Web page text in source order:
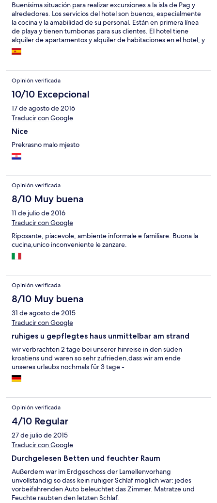
Buenísima situación para realizar excursiones a la isla de Pag y
alrededores. Los servicios del hotel son buenos, especialmente
la cocina y la amabilidad de su personal. Están en primera línea
de playa y tienen tumbonas para sus clientes. El hotel tiene
alquiler de apartamentos y alquiler de habitaciones en el hotel, y
son muy diferentes entre sí, tanto en el precio como en el
confort. Los apartamentos son mas viejos y las habitaciones del
Opinión verificada
10/10 Excepcional
17 de agosto de 2016
Traducir con Google
Nice
Prekrasno malo mjesto
Opinión verificada
8/10 Muy buena
11 de julio de 2016
Traducir con Google
Riposante, piacevole, ambiente informale e familiare. Buona la
cucina,unico inconveniente le zanzare.
Opinión verificada
8/10 Muy buena
31 de agosto de 2015
Traducir con Google
ruhiges u gepflegtes haus unmittelbar am strand
wir verbrachten 2 tage bei unserer hinreise in den süden
kroatiens und waren so sehr zufrieden,dass wir am ende
unseres urlaubs nochmals für 3 tage -
Opinión verificada
4/10 Regular
27 de julio de 2015
Traducir con Google
Durchgelesen Betten und feuchter Raum
Außerdem war im Erdgeschoss der Lamellenvorhang
unvollständig so dass kein ruhiger Schlaf möglich war: jedes
vorbeifahrenden Auto beleuchtet das Zimmer. Matratze und
Feuchte raubten den letzten Schlaf.